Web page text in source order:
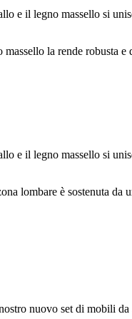
e il legno massello si
la rende robusta e
e il legno massello si
lombare è sostenuta da
nuovo set di mobili